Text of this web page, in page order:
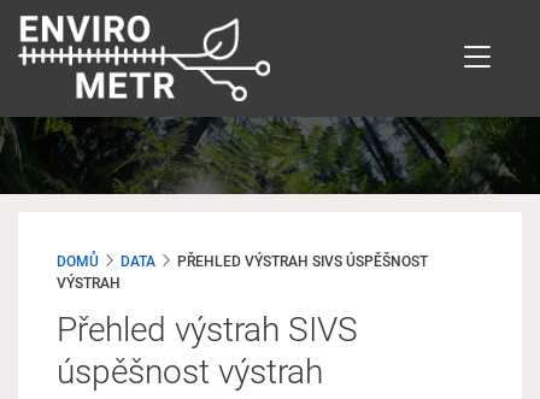
Přejít
hlavnímu
DOMŮ DATA
PŘEHLED VÝSTRAH SIVS ÚSPĚŠNOST
VÝSTRAH
Přehled výstrah SIVS
úspěšnost výstrah